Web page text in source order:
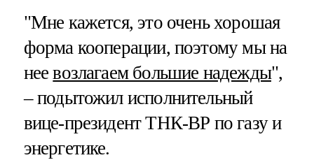
"Мне кажется, это очень хорошая
форма кооперации, поэтому мы на
неевозлагаем большие надежды",
– подытожил исполнительный
вице-президент ТНК-ВР по газу и
энергетике.